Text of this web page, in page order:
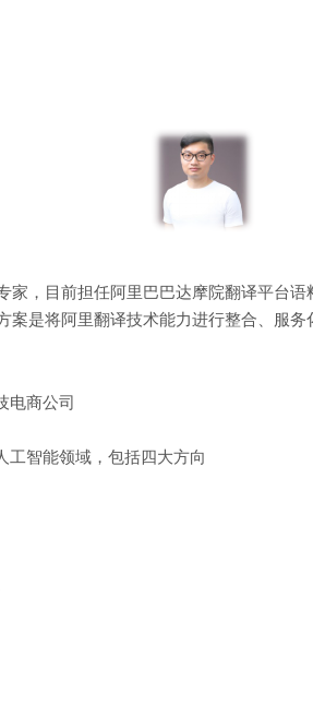
，目前担任阿里巴巴达摩院翻译平台
是将阿里翻译技术能力进行整合、服务
电商公司
工智能领域，包括四大方向